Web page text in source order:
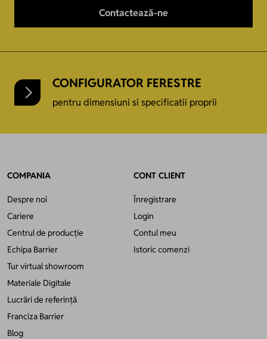
Contactează-ne
CONFIGURATOR FERESTRE
pentru dimensiuni si specificatii proprii
COMPANIA
Despre noi
Cariere
Centrul de producție
Echipa Barrier
Tur virtual showroom
Materiale Digitale
Lucrări de referință
Franciza Barrier
Blog
CONT CLIENT
Înregistrare
Login
Contul meu
Istoric comenzi